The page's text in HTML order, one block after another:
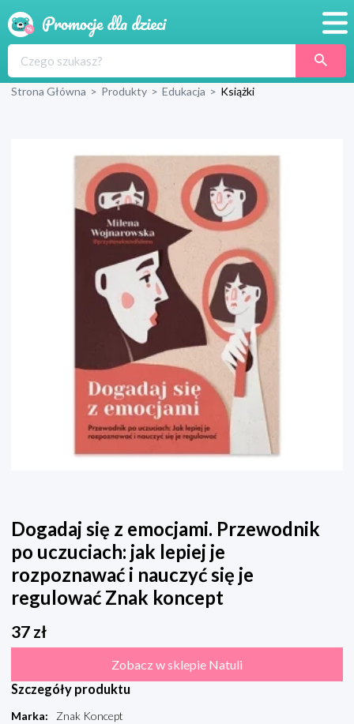
Produkty
Blog
Wyprawka
Strona Główna > Produkty > Edukacja > Książki
Dogadaj się z emocjami. Przewodnik
po uczuciach: jak lepiej je
rozpoznawać i nauczyć się je
regulować Znak koncept
37 zł
Zobacz w sklepie Natuli
Szczegóły produktu
Marka:
Znak Koncept